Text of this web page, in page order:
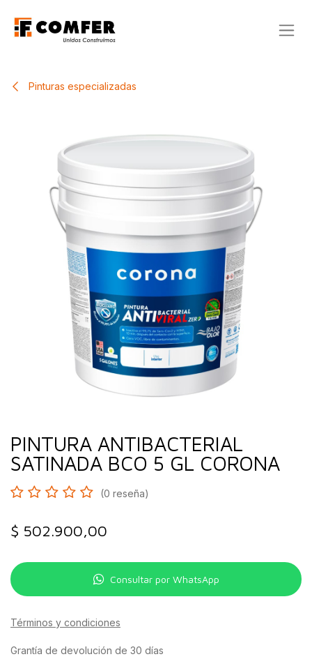
Pinturas especializadas
PINTURA ANTIBACTERIAL
SATINADA BCO 5 GL CORONA
(0 reseña)
$ 502.900,00
Consultar por WhatsApp
Términos y condiciones
Grantía de devolución de 30 días